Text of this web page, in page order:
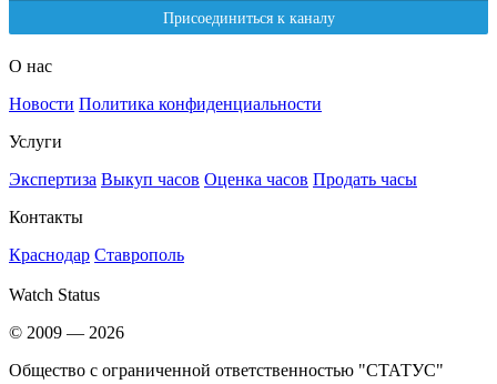
О нас
Новости Политика конфиденциальности
Услуги
Экспертиза Выкуп часов Оценка часов Продать часы
Контакты
Краснодар Ставрополь
Watch Status
© 2009 — 2026
Общество с ограниченной ответственностью "СТАТУС"